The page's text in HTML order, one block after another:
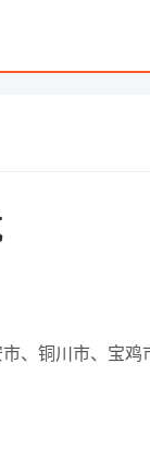
、铜川市、宝